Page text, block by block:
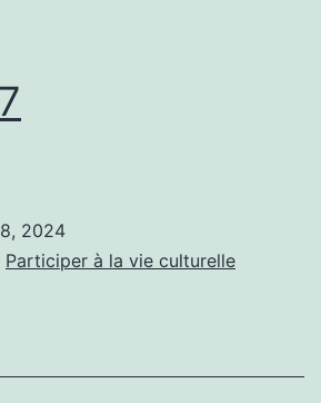
2024
Participer à la vie culturelle